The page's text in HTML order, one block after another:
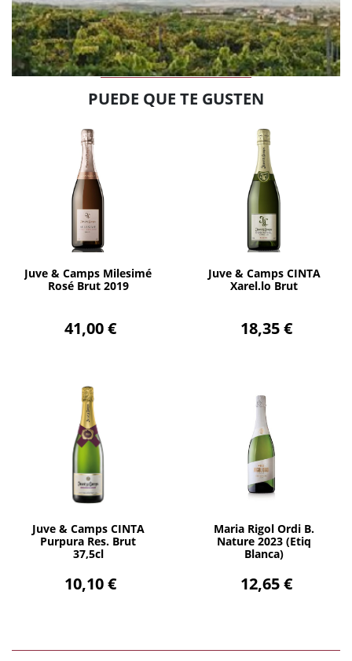
PUEDE QUE TE GUSTEN
Juve & Camps Milesimé
Rosé Brut 2019
41,00 €
AÑADIR
Juve & Camps CINTA
Xarel.lo Brut
18,35 €
AÑADIR
Juve & Camps CINTA
Purpura Res. Brut
37,5cl
10,10 €
AÑADIR
Maria Rigol Ordi B.
Nature 2023 (Etiq
Blanca)
12,65 €